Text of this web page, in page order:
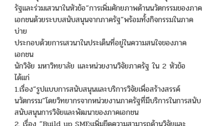
รัฐและร่วมเสวนาในหัวข้อ“การเพิ่มศักยภาพด้านนวัตกรรมของภาค
เอกชนด้วยระบบสนับสนุนจากภาครัฐ”พร้อมทั้งกิจกรรมในภาค
บ่าย
ประกอบด้วยการเสวนาในประเด็นที่อยู่ในความสนใจของภาค
เอกชน
นักวิจัย มหาวิทยาลัย และหน่วยงานวิจัยภาครัฐ ใน 2 หัวข้อ
ได้แก่
1.เรื่อง“รูปแบบการสนับสนุนและบริการวิจัยเพื่อสร้างสรรค์
นวัตกรรม”โดยวิทยากรจากหน่วยงานภาครัฐที่มีบริการในการสนับ
สนับสนุนการวิจัยและพัฒนาของภาคเอกชน